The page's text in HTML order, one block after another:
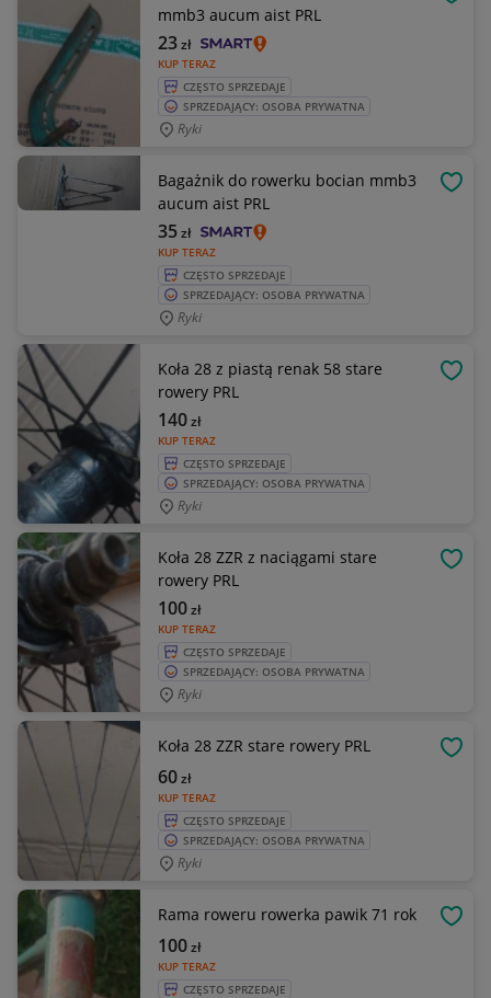
mmb3 aucum aist PRL
KUP TERAZ
23zł
CZĘSTO SPRZEDAJE
SPRZEDAJĄCY: OSOBA PRYWATNA
Ryki
Bagażnik do rowerku bocian mmb3
aucum aist PRL
KUP TERAZ
35zł
CZĘSTO SPRZEDAJE
SPRZEDAJĄCY: OSOBA PRYWATNA
Ryki
Koła 28 z piastą renak 58 stare
rowery PRL
KUP TERAZ
140zł
CZĘSTO SPRZEDAJE
SPRZEDAJĄCY: OSOBA PRYWATNA
Ryki
Koła 28 ZZR z naciągami stare
rowery PRL
KUP TERAZ
100zł
CZĘSTO SPRZEDAJE
SPRZEDAJĄCY: OSOBA PRYWATNA
Ryki
Koła 28 ZZR stare rowery PRL
KUP TERAZ
60zł
CZĘSTO SPRZEDAJE
SPRZEDAJĄCY: OSOBA PRYWATNA
Ryki
Rama roweru rowerka pawik 71 rok
KUP TERAZ
100zł
CZĘSTO SPRZEDAJE